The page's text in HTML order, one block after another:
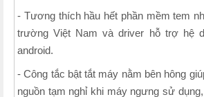
- Tương thích hầu hết phần mềm tem
trường Việt Nam và driver hỗ trợ hệ
android.
- Công tắc bật tắt máy nằm bên hông
nguồn tạm nghỉ khi máy ngưng sử